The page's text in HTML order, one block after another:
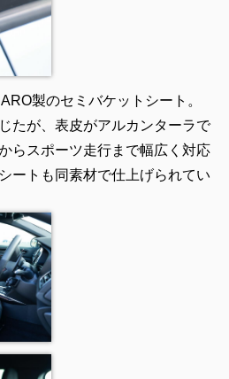
製のセミバケットシート。
たが、表皮がアルカンターラで
らスポーツ走行まで幅広く対応
ートも同素材で仕上げられてい